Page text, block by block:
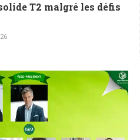
T2 malgré les défis